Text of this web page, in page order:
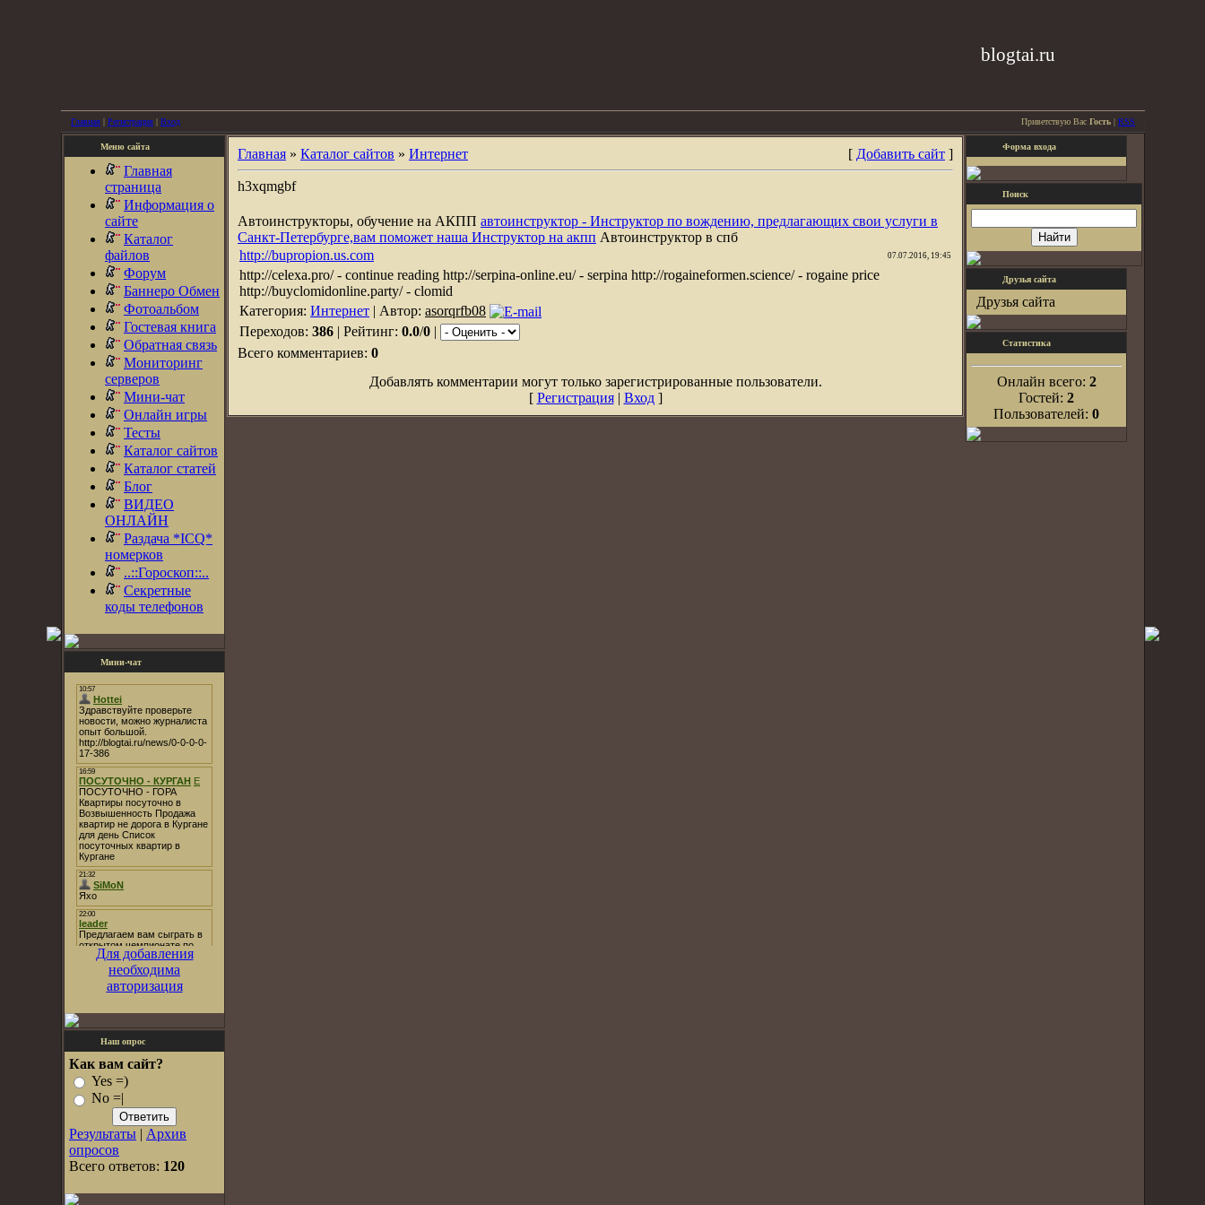
blogtai.ru
Главная | Регистрация | Вход Приветствую Вас Гость | RSS
Меню сайта
Главная
страница
Информация о
сайте
Каталог
файлов
Форум
Баннеро Обмен
Фотоальбом
Гостевая книга
Обратная связь
Мониторинг
серверов
Мини-чат
Онлайн игры
Тесты
Каталог сайтов
Каталог статей
Блог
ВИДЕО
ОНЛАЙН
Раздача *ICQ*
номерков
..::Гороскоп::..
Секретные
коды телефонов
Мини-чат
Для добавления
необходима
авторизация
Наш опрос
Как вам сайт?
Yes =)
No =|
Результаты | Архив
опросов
Всего ответов: 120
Главная » Каталог сайтов » Интернет [ Добавить сайт ]
h3xqmgbf
Автоинструкторы, обучение на АКПП автоинструктор - Инструктор по вождению, предлагающих свои услуги в
Санкт-Петербурге,вам поможет наша Инструктор на акпп Автоинструктор в спб
http://bupropion.us.com
07.07.2016, 19:45
http://celexa.pro/ - continue reading http://serpina-online.eu/ - serpina http://rogaineformen.science/ - rogaine price
http://buyclomidonline.party/ - clomid
Категория: Интернет | Автор: asorqrfb08
Переходов: 386 | Рейтинг: 0.0/0 |
Всего комментариев: 0
Добавлять комментарии могут только зарегистрированные пользователи.
[ Регистрация| Вход]
Форма входа
Поиск
Друзья сайта
Друзья сайта
Статистика
Онлайн всего: 2
Гостей: 2
Пользователей: 0